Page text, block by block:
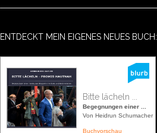
ENTDECKT MEIN EIGENES NEUES BUCH:
Bitte lächeln ...
Begegnungen einer ...
Von Heidrun Schumacher
Buchvorschau